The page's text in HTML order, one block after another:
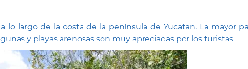
largo de la costa de la península de Yucatan. La mayor
y playas arenosas son muy apreciadas por los turistas.